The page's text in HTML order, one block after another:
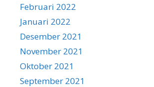
Februari 2022
Januari 2022
Desember 2021
November 2021
Oktober 2021
September 2021